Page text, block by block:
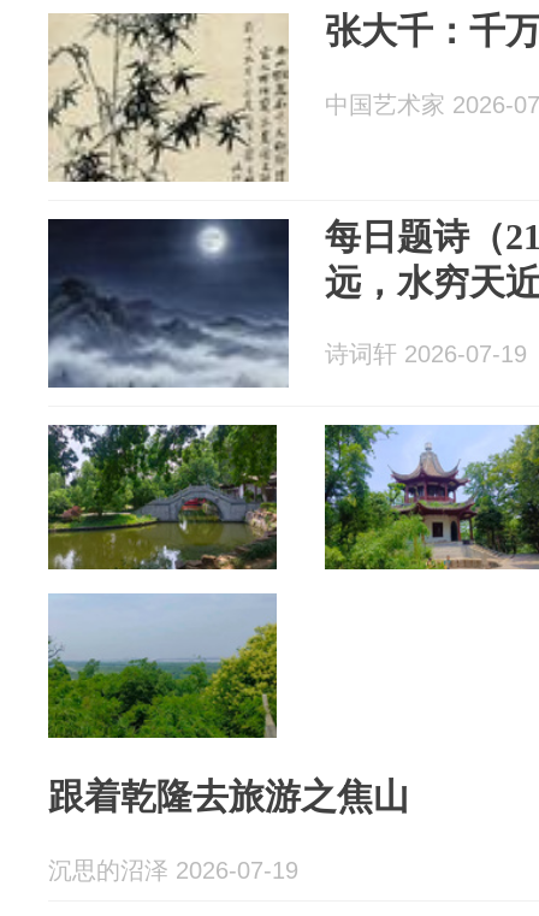
张大千：千
中国艺术家 2026-
每日题诗（
远，水穷天
诗词轩 2026-07-19
跟着乾隆去旅游之焦山
沉思的沼泽 2026-07-19